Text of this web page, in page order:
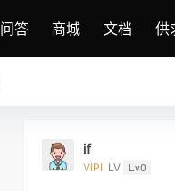
问答 商城 文档 供
if
VIPI LV Lv0